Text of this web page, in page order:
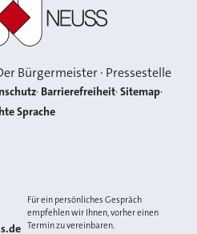
Bürgermeister · Pressestelle
Barrierefreiheit Sitemap
Sprache
Für ein persönliches Gespräch
empfehlen wir Ihnen, vorher einen
Termin zu vereinbaren.